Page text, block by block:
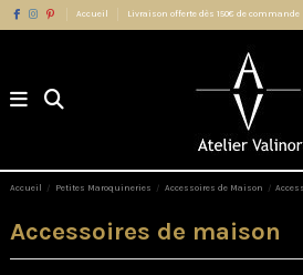
Accueil Livraison offerte dès 150€ de commande
Accueil Petites Maroquineries Accessoires de Maison
Accessoires de maison